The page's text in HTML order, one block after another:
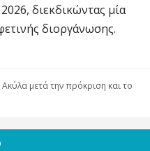
διεκδικώντας μία
διοργάνωσης.
μετά την πρόκριση και το